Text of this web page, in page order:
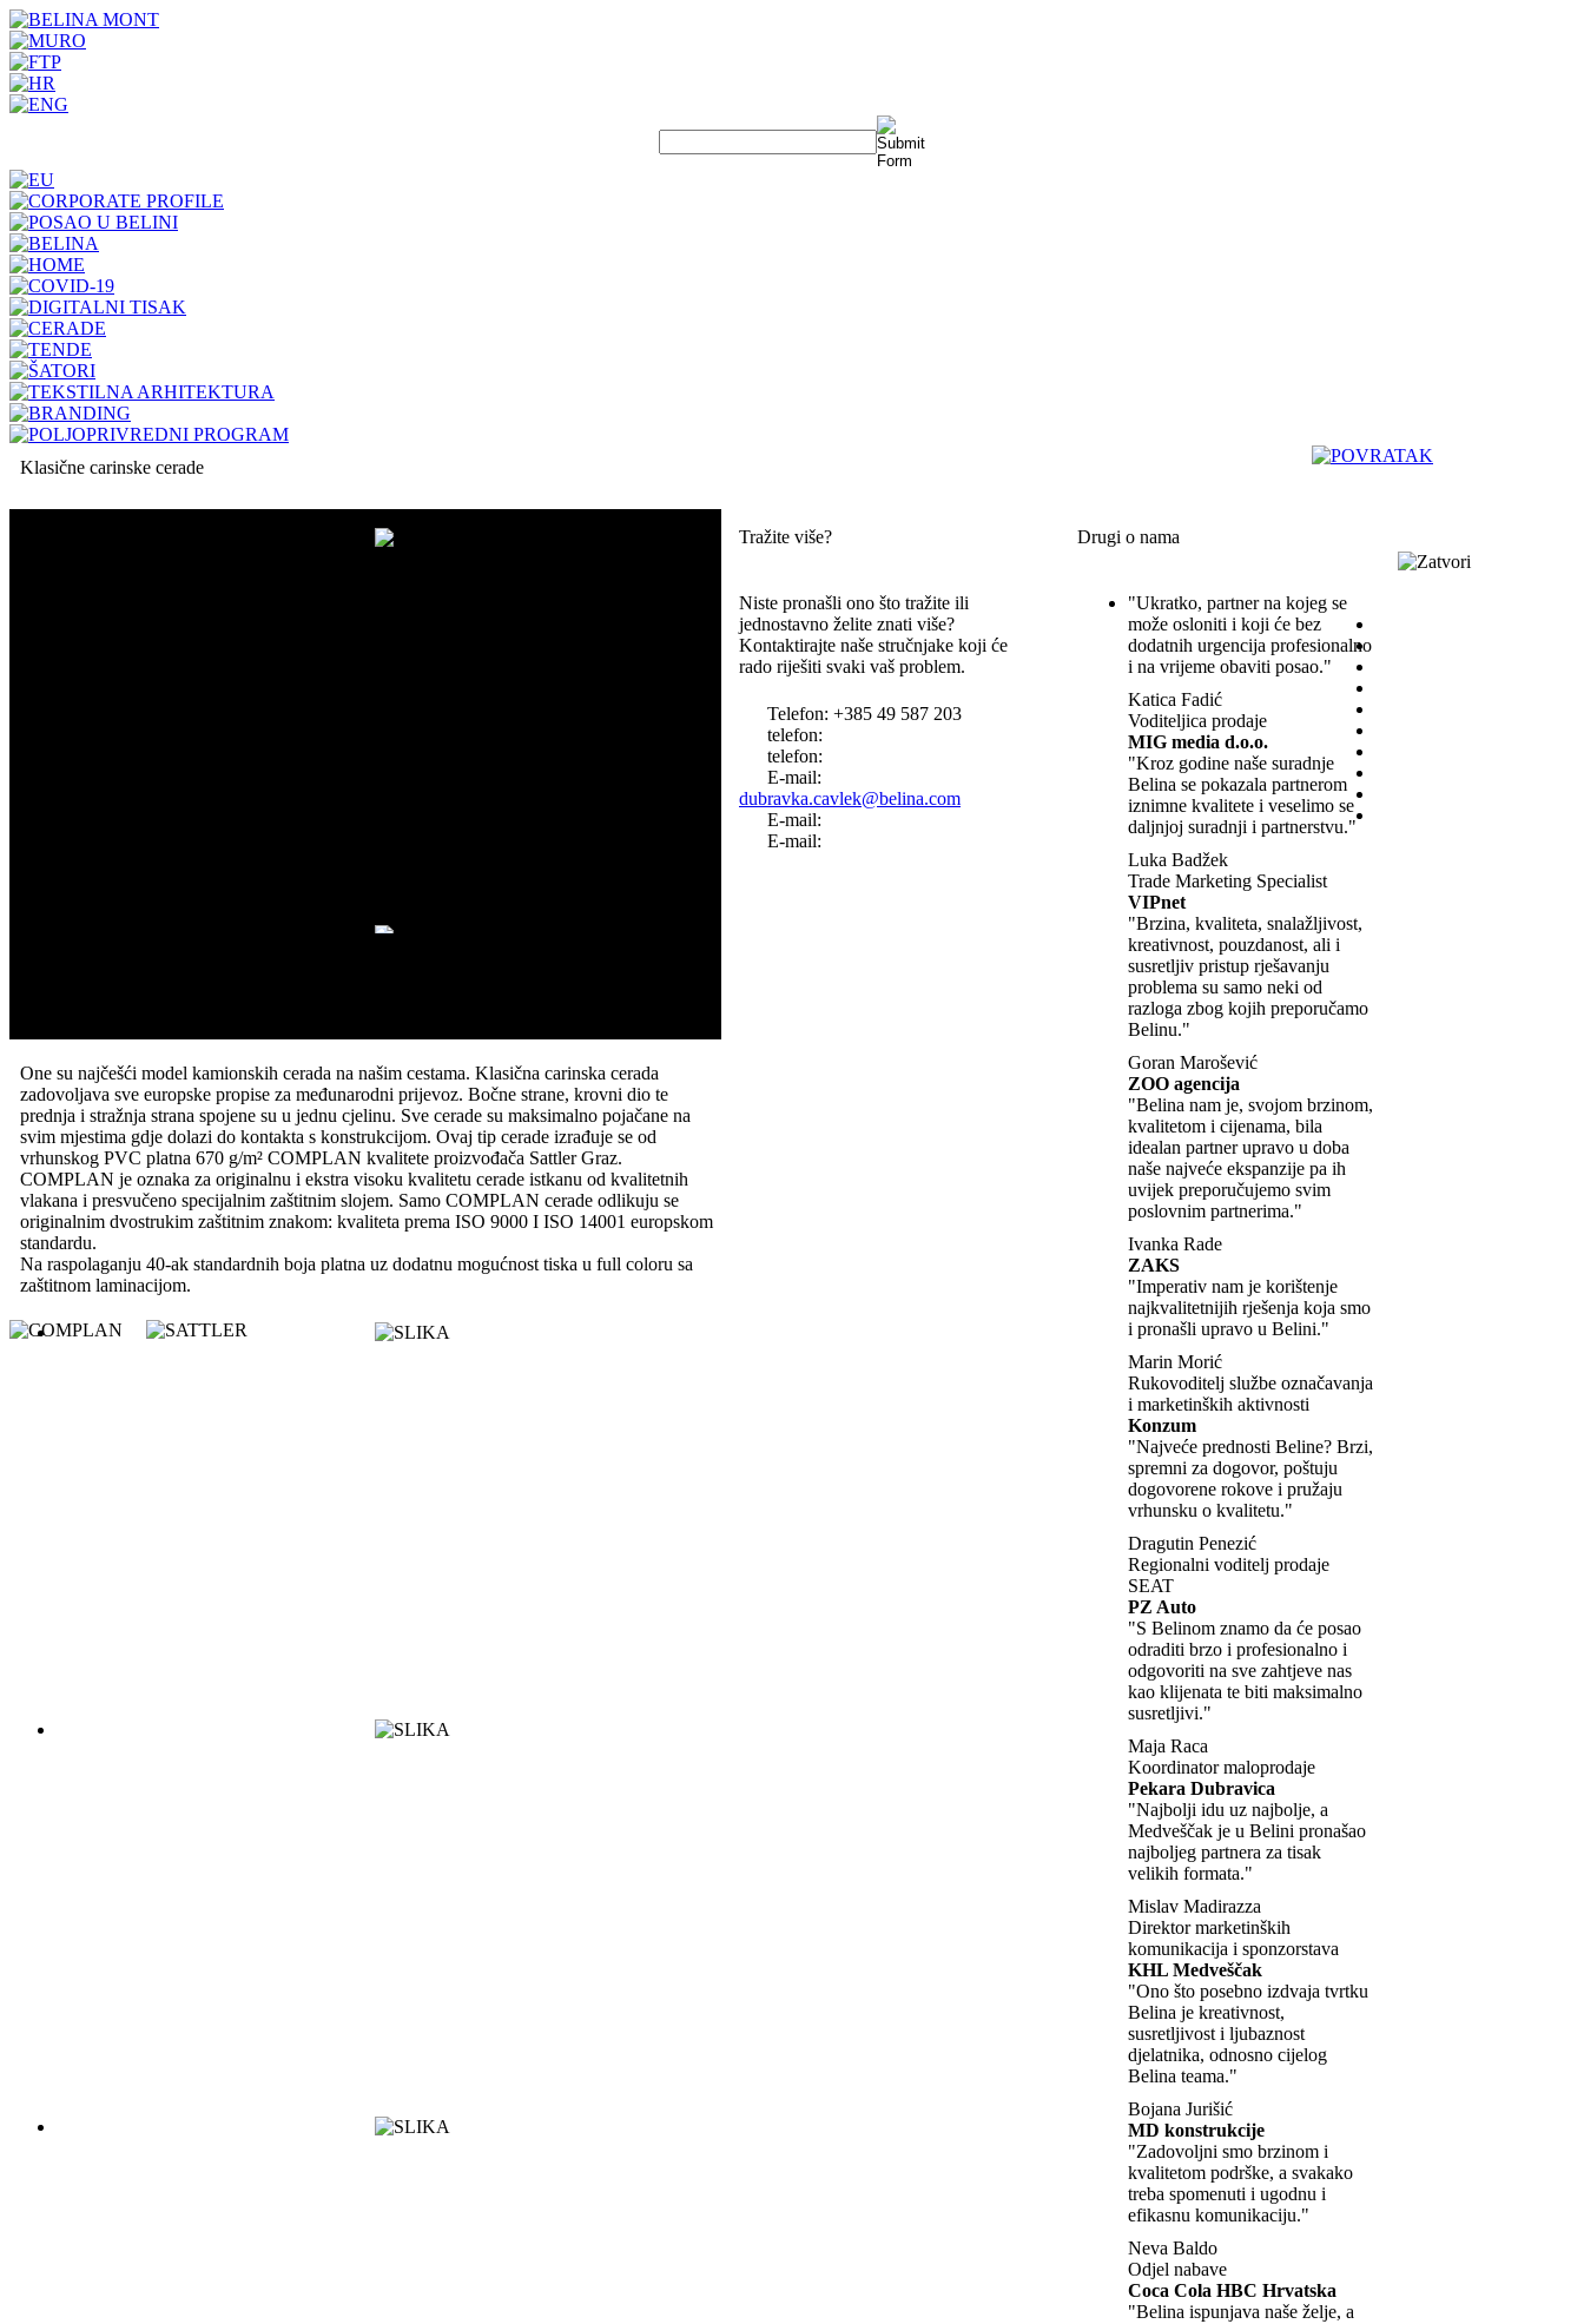
Klasične carinske cerade
One su najčešći model kamionskih cerada na našim cestama. Klasična carinska cerada
zadovoljava sve europske propise za međunarodni prijevoz. Bočne strane, krovni dio te
prednja i stražnja strana spojene su u jednu cjelinu. Sve cerade su maksimalno pojačane na
svim mjestima gdje dolazi do kontakta s konstrukcijom. Ovaj tip cerade izrađuje se od
vrhunskog PVC platna 670 g/m² COMPLAN kvalitete proizvođača Sattler Graz.
COMPLAN je oznaka za originalnu i ekstra visoku kvalitetu cerade istkanu od kvalitetnih
vlakana i presvučeno specijalnim zaštitnim slojem. Samo COMPLAN cerade odlikuju se
originalnim dvostrukim zaštitnim znakom: kvaliteta prema ISO 9000 I ISO 14001 europskom
standardu.
Na raspolaganju 40-ak standardnih boja platna uz dodatnu mogućnost tiska u full coloru sa
zaštitnom laminacijom.
Tražite više?
Niste pronašli ono što tražite ili
jednostavno želite znati više?
Kontaktirajte naše stručnjake koji će
rado riješiti svaki vaš problem.
Telefon: +385 49 587 203
telefon:
telefon:
E-mail:
dubravka.cavlek@belina.com
E-mail:
E-mail:
Drugi o nama
"Ukratko, partner na kojeg se
može osloniti i koji će bez
dodatnih urgencija profesionalno
i na vrijeme obaviti posao."
Katica Fadić
Voditeljica prodaje
MIG media d.o.o.
"Kroz godine naše suradnje
Belina se pokazala partnerom
iznimne kvalitete i veselimo se
daljnjoj suradnji i partnerstvu."
Luka Badžek
Trade Marketing Specialist
VIPnet
"Brzina, kvaliteta, snalažljivost,
kreativnost, pouzdanost, ali i
susretljiv pristup rješavanju
problema su samo neki od
razloga zbog kojih preporučamo
Belinu."
Goran Marošević
ZOO agencija
"Belina nam je, svojom brzinom,
kvalitetom i cijenama, bila
idealan partner upravo u doba
naše najveće ekspanzije pa ih
uvijek preporučujemo svim
poslovnim partnerima."
Ivanka Rade
ZAKS
"Imperativ nam je korištenje
najkvalitetnijih rješenja koja smo
i pronašli upravo u Belini."
Marin Morić
Rukovoditelj službe označavanja
i marketinških aktivnosti
Konzum
"Najveće prednosti Beline? Brzi,
spremni za dogovor, poštuju
dogovorene rokove i pružaju
vrhunsku o kvalitetu."
Dragutin Penezić
Regionalni voditelj prodaje
SEAT
PZ Auto
"S Belinom znamo da će posao
odraditi brzo i profesionalno i
odgovoriti na sve zahtjeve nas
kao klijenata te biti maksimalno
susretljivi."
Maja Raca
Koordinator maloprodaje
Pekara Dubravica
"Najbolji idu uz najbolje, a
Medveščak je u Belini pronašao
najboljeg partnera za tisak
velikih formata."
Mislav Madirazza
Direktor marketinških
komunikacija i sponzorstava
KHL Medveščak
"Ono što posebno izdvaja tvrtku
Belina je kreativnost,
susretljivost i ljubaznost
djelatnika, odnosno cijelog
Belina teama."
Bojana Jurišić
MD konstrukcije
"Zadovoljni smo brzinom i
kvalitetom podrške, a svakako
treba spomenuti i ugodnu i
efikasnu komunikaciju."
Neva Baldo
Odjel nabave
Coca Cola HBC Hrvatska
"Belina ispunjava naše želje, a